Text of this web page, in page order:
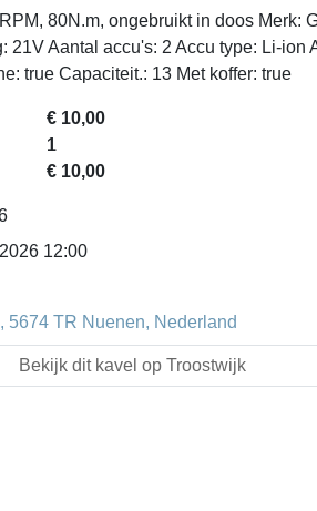
80N.m, ongebruikt in doos Merk:
21V Aantal accu's: 2 Accu type: Li-ion
true Capaciteit.: 13 Met koffer: true
€ 10,00
1
€ 10,00
12:00
5674 TR Nuenen, Nederland
Bekijk dit kavel op Troostwijk